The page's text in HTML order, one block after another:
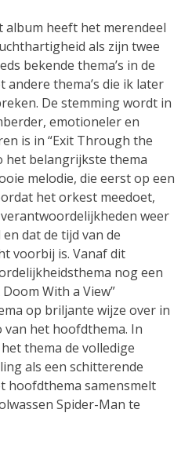
album heeft het merendeel
als zijn twee
bekende thema’s in de
thema’s die ik later
De stemming wordt in
emotioneler en
is in “Exit Through the
het belangrijkste thema
melodie, die eerst op een
het orkest meedoet,
weer
dat de tijd van de
voorbij is. Vanaf dit
nog een
With a View”
op briljante wijze over in
het hoofdthema. In
thema de volledige
als een schitterende
hoofdthema samensmelt
Spider-Man te